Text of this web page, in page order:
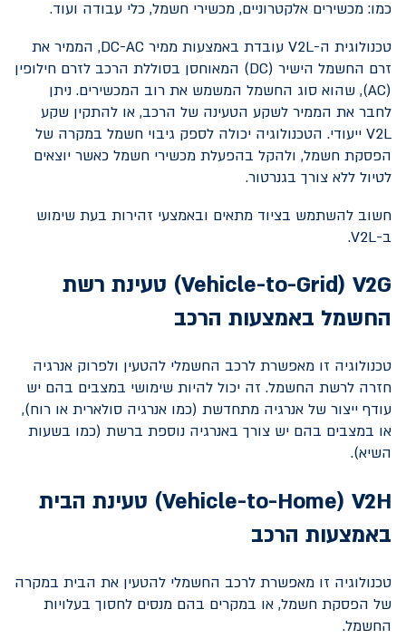
כמו: מכשירים אלקטרוניים, מכשירי חשמל, כלי עבודה ועוד.
טכנולוגית ה-V2L עובדת באמצעות ממיר DC-AC, הממיר את
זרם החשמל הישיר (DC) המאוחסן בסוללת הרכב לזרם חילופין
(
AC), שהוא סוג החשמל המשמש את רוב המכשירים. ניתן
לחבר את הממיר לשקע הטעינה של הרכב, או להתקין שקע
V2L ייעודי. הטכנולוגיה יכולה לספק גיבוי חשמל במקרה של
הפסקת חשמל, ולהקל בהפעלת מכשירי חשמל כאשר יוצאים
לטיול ללא צורך בגנרטור.
חשוב להשתמש בציוד מתאים ובאמצעי זהירות בעת שימוש
ב-V2L
.
V2G
(
Vehicle-to-Grid) טעינת רשת
החשמל באמצעות הרכב
טכנולוגיה זו מאפשרת לרכב החשמלי להטעין ולפרוק אנרגיה
חזרה לרשת החשמל. זה יכול להיות שימושי במצבים בהם יש
עודף ייצור של אנרגיה מתחדשת (כמו אנרגיה סולארית או רוח),
או במצבים בהם יש צורך באנרגיה נוספת ברשת (כמו בשעות
השיא).
V2H
(
Vehicle-to-Home) טעינת הבית
באמצעות הרכב
טכנולוגיה זו מאפשרת לרכב החשמלי להטעין את הבית במקרה
של הפסקת חשמל, או במקרים בהם מנסים לחסוך בעלויות
החשמל.